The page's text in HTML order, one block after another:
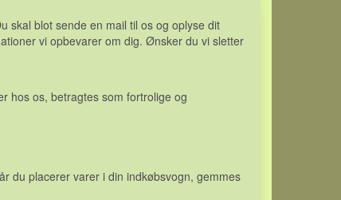
skal blot sende en mail til os og oplyse dit
vi opbevarer om dig. Ønsker du vi sletter
hos os, betragtes som fortrolige og
du placerer varer i din indkøbsvogn, gemmes